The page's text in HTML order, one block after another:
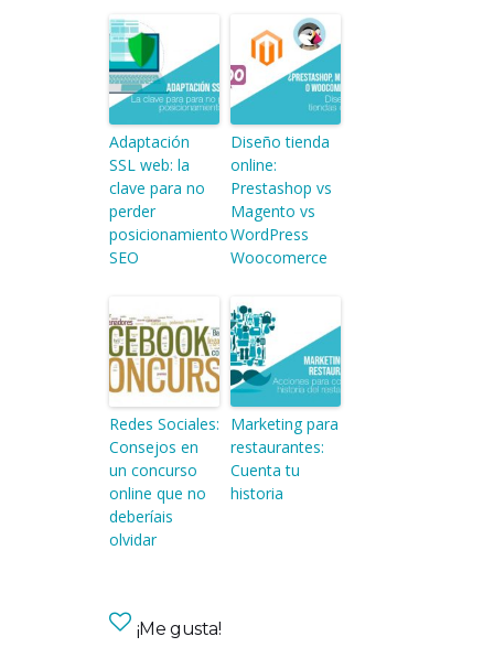
Adaptación
SSL web: la
clave para no
perder
posicionamiento
SEO
Diseño tienda
online:
Prestashop vs
Magento vs
WordPress
Woocomerce
Redes Sociales:
Consejos en
un concurso
online que no
deberíais
olvidar
Marketing para
restaurantes:
Cuenta tu
historia
¡Me gusta!